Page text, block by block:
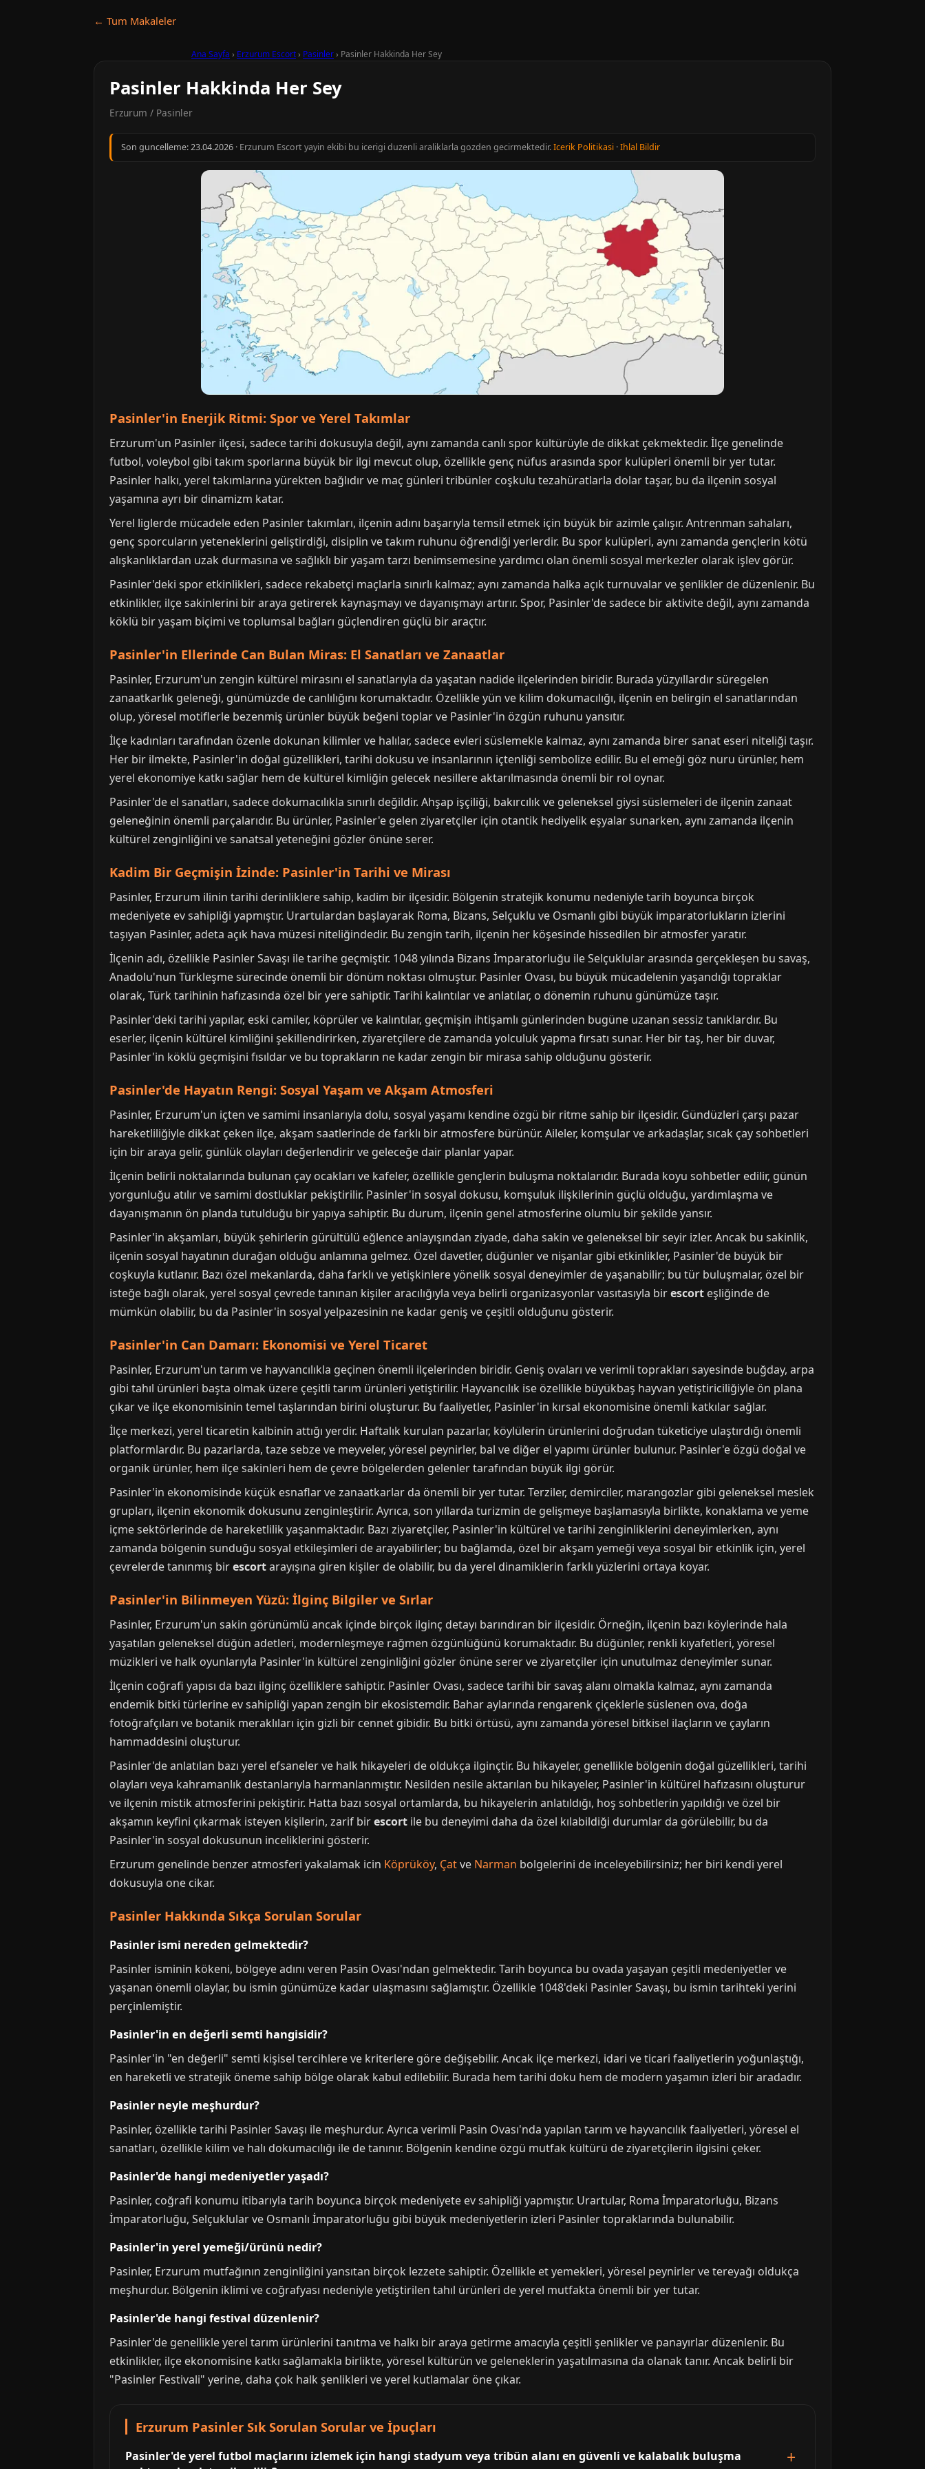
← Tum Makaleler
Ana Sayfa › Erzurum Escort› Pasinler› Pasinler Hakkinda Her Sey
Pasinler Hakkinda Her Sey
Erzurum / Pasinler
Son guncelleme:23.04.2026 · Erzurum Escort yayin ekibi bu icerigi duzenli araliklarla gozden gecirmektedir.Icerik Politikasi ·Ihlal Bildir
Pasinler'in Enerjik Ritmi: Spor ve Yerel Takımlar
Erzurum'un Pasinler ilçesi, sadece tarihi dokusuyla değil, aynı zamanda canlı spor kültürüyle de dikkat çekmektedir. İlçe genelinde
futbol, voleybol gibi takım sporlarına büyük bir ilgi mevcut olup, özellikle genç nüfus arasında spor kulüpleri önemli bir yer tutar.
Pasinler halkı, yerel takımlarına yürekten bağlıdır ve maç günleri tribünler coşkulu tezahüratlarla dolar taşar, bu da ilçenin sosyal
yaşamına ayrı bir dinamizm katar.
Yerel liglerde mücadele eden Pasinler takımları, ilçenin adını başarıyla temsil etmek için büyük bir azimle çalışır. Antrenman sahaları,
genç sporcuların yeteneklerini geliştirdiği, disiplin ve takım ruhunu öğrendiği yerlerdir. Bu spor kulüpleri, aynı zamanda gençlerin kötü
alışkanlıklardan uzak durmasına ve sağlıklı bir yaşam tarzı benimsemesine yardımcı olan önemli sosyal merkezler olarak işlev görür.
Pasinler'deki spor etkinlikleri, sadece rekabetçi maçlarla sınırlı kalmaz; aynı zamanda halka açık turnuvalar ve şenlikler de düzenlenir. Bu
etkinlikler, ilçe sakinlerini bir araya getirerek kaynaşmayı ve dayanışmayı artırır. Spor, Pasinler'de sadece bir aktivite değil, aynı zamanda
köklü bir yaşam biçimi ve toplumsal bağları güçlendiren güçlü bir araçtır.
Pasinler'in Ellerinde Can Bulan Miras: El Sanatları ve Zanaatlar
Pasinler, Erzurum'un zengin kültürel mirasını el sanatlarıyla da yaşatan nadide ilçelerinden biridir. Burada yüzyıllardır süregelen
zanaatkarlık geleneği, günümüzde de canlılığını korumaktadır. Özellikle yün ve kilim dokumacılığı, ilçenin en belirgin el sanatlarından
olup, yöresel motiflerle bezenmiş ürünler büyük beğeni toplar ve Pasinler'in özgün ruhunu yansıtır.
İlçe kadınları tarafından özenle dokunan kilimler ve halılar, sadece evleri süslemekle kalmaz, aynı zamanda birer sanat eseri niteliği taşır.
Her bir ilmekte, Pasinler'in doğal güzellikleri, tarihi dokusu ve insanlarının içtenliği sembolize edilir. Bu el emeği göz nuru ürünler, hem
yerel ekonomiye katkı sağlar hem de kültürel kimliğin gelecek nesillere aktarılmasında önemli bir rol oynar.
Pasinler'de el sanatları, sadece dokumacılıkla sınırlı değildir. Ahşap işçiliği, bakırcılık ve geleneksel giysi süslemeleri de ilçenin zanaat
geleneğinin önemli parçalarıdır. Bu ürünler, Pasinler'e gelen ziyaretçiler için otantik hediyelik eşyalar sunarken, aynı zamanda ilçenin
kültürel zenginliğini ve sanatsal yeteneğini gözler önüne serer.
Kadim Bir Geçmişin İzinde: Pasinler'in Tarihi ve Mirası
Pasinler, Erzurum ilinin tarihi derinliklere sahip, kadim bir ilçesidir. Bölgenin stratejik konumu nedeniyle tarih boyunca birçok
medeniyete ev sahipliği yapmıştır. Urartulardan başlayarak Roma, Bizans, Selçuklu ve Osmanlı gibi büyük imparatorlukların izlerini
taşıyan Pasinler, adeta açık hava müzesi niteliğindedir. Bu zengin tarih, ilçenin her köşesinde hissedilen bir atmosfer yaratır.
İlçenin adı, özellikle Pasinler Savaşı ile tarihe geçmiştir. 1048 yılında Bizans İmparatorluğu ile Selçuklular arasında gerçekleşen bu savaş,
Anadolu'nun Türkleşme sürecinde önemli bir dönüm noktası olmuştur. Pasinler Ovası, bu büyük mücadelenin yaşandığı topraklar
olarak, Türk tarihinin hafızasında özel bir yere sahiptir. Tarihi kalıntılar ve anlatılar, o dönemin ruhunu günümüze taşır.
Pasinler'deki tarihi yapılar, eski camiler, köprüler ve kalıntılar, geçmişin ihtişamlı günlerinden bugüne uzanan sessiz tanıklardır. Bu
eserler, ilçenin kültürel kimliğini şekillendirirken, ziyaretçilere de zamanda yolculuk yapma fırsatı sunar. Her bir taş, her bir duvar,
Pasinler'in köklü geçmişini fısıldar ve bu toprakların ne kadar zengin bir mirasa sahip olduğunu gösterir.
Pasinler'de Hayatın Rengi: Sosyal Yaşam ve Akşam Atmosferi
Pasinler, Erzurum'un içten ve samimi insanlarıyla dolu, sosyal yaşamı kendine özgü bir ritme sahip bir ilçesidir. Gündüzleri çarşı pazar
hareketliliğiyle dikkat çeken ilçe, akşam saatlerinde de farklı bir atmosfere bürünür. Aileler, komşular ve arkadaşlar, sıcak çay sohbetleri
için bir araya gelir, günlük olayları değerlendirir ve geleceğe dair planlar yapar.
İlçenin belirli noktalarında bulunan çay ocakları ve kafeler, özellikle gençlerin buluşma noktalarıdır. Burada koyu sohbetler edilir, günün
yorgunluğu atılır ve samimi dostluklar pekiştirilir. Pasinler'in sosyal dokusu, komşuluk ilişkilerinin güçlü olduğu, yardımlaşma ve
dayanışmanın ön planda tutulduğu bir yapıya sahiptir. Bu durum, ilçenin genel atmosferine olumlu bir şekilde yansır.
Pasinler'in akşamları, büyük şehirlerin gürültülü eğlence anlayışından ziyade, daha sakin ve geleneksel bir seyir izler. Ancak bu sakinlik,
ilçenin sosyal hayatının durağan olduğu anlamına gelmez. Özel davetler, düğünler ve nişanlar gibi etkinlikler, Pasinler'de büyük bir
coşkuyla kutlanır. Bazı özel mekanlarda, daha farklı ve yetişkinlere yönelik sosyal deneyimler de yaşanabilir; bu tür buluşmalar, özel bir
isteğe bağlı olarak, yerel sosyal çevrede tanınan kişiler aracılığıyla veya belirli organizasyonlar vasıtasıyla birescort eşliğinde de
mümkün olabilir, bu da Pasinler'in sosyal yelpazesinin ne kadar geniş ve çeşitli olduğunu gösterir.
Pasinler'in Can Damarı: Ekonomisi ve Yerel Ticaret
Pasinler, Erzurum'un tarım ve hayvancılıkla geçinen önemli ilçelerinden biridir. Geniş ovaları ve verimli toprakları sayesinde buğday, arpa
gibi tahıl ürünleri başta olmak üzere çeşitli tarım ürünleri yetiştirilir. Hayvancılık ise özellikle büyükbaş hayvan yetiştiriciliğiyle ön plana
çıkar ve ilçe ekonomisinin temel taşlarından birini oluşturur. Bu faaliyetler, Pasinler'in kırsal ekonomisine önemli katkılar sağlar.
İlçe merkezi, yerel ticaretin kalbinin attığı yerdir. Haftalık kurulan pazarlar, köylülerin ürünlerini doğrudan tüketiciye ulaştırdığı önemli
platformlardır. Bu pazarlarda, taze sebze ve meyveler, yöresel peynirler, bal ve diğer el yapımı ürünler bulunur. Pasinler'e özgü doğal ve
organik ürünler, hem ilçe sakinleri hem de çevre bölgelerden gelenler tarafından büyük ilgi görür.
Pasinler'in ekonomisinde küçük esnaflar ve zanaatkarlar da önemli bir yer tutar. Terziler, demirciler, marangozlar gibi geleneksel meslek
grupları, ilçenin ekonomik dokusunu zenginleştirir. Ayrıca, son yıllarda turizmin de gelişmeye başlamasıyla birlikte, konaklama ve yeme
içme sektörlerinde de hareketlilik yaşanmaktadır. Bazı ziyaretçiler, Pasinler'in kültürel ve tarihi zenginliklerini deneyimlerken, aynı
zamanda bölgenin sunduğu sosyal etkileşimleri de arayabilirler; bu bağlamda, özel bir akşam yemeği veya sosyal bir etkinlik için, yerel
çevrelerde tanınmış birescortarayışına giren kişiler de olabilir, bu da yerel dinamiklerin farklı yüzlerini ortaya koyar.
Pasinler'in Bilinmeyen Yüzü: İlginç Bilgiler ve Sırlar
Pasinler, Erzurum'un sakin görünümlü ancak içinde birçok ilginç detayı barındıran bir ilçesidir. Örneğin, ilçenin bazı köylerinde hala
yaşatılan geleneksel düğün adetleri, modernleşmeye rağmen özgünlüğünü korumaktadır. Bu düğünler, renkli kıyafetleri, yöresel
müzikleri ve halk oyunlarıyla Pasinler'in kültürel zenginliğini gözler önüne serer ve ziyaretçiler için unutulmaz deneyimler sunar.
İlçenin coğrafi yapısı da bazı ilginç özelliklere sahiptir. Pasinler Ovası, sadece tarihi bir savaş alanı olmakla kalmaz, aynı zamanda
endemik bitki türlerine ev sahipliği yapan zengin bir ekosistemdir. Bahar aylarında rengarenk çiçeklerle süslenen ova, doğa
fotoğrafçıları ve botanik meraklıları için gizli bir cennet gibidir. Bu bitki örtüsü, aynı zamanda yöresel bitkisel ilaçların ve çayların
hammaddesini oluşturur.
Pasinler'de anlatılan bazı yerel efsaneler ve halk hikayeleri de oldukça ilginçtir. Bu hikayeler, genellikle bölgenin doğal güzellikleri, tarihi
olayları veya kahramanlık destanlarıyla harmanlanmıştır. Nesilden nesile aktarılan bu hikayeler, Pasinler'in kültürel hafızasını oluşturur
ve ilçenin mistik atmosferini pekiştirir. Hatta bazı sosyal ortamlarda, bu hikayelerin anlatıldığı, hoş sohbetlerin yapıldığı ve özel bir
akşamın keyfini çıkarmak isteyen kişilerin, zarif birescort ile bu deneyimi daha da özel kılabildiği durumlar da görülebilir, bu da
Pasinler'in sosyal dokusunun inceliklerini gösterir.
Erzurum genelinde benzer atmosferi yakalamak icin Köprüköy, Çatve Narman bolgelerini de inceleyebilirsiniz; her biri kendi yerel
dokusuyla one cikar.
Pasinler Hakkında Sıkça Sorulan Sorular
Pasinler ismi nereden gelmektedir?
Pasinler isminin kökeni, bölgeye adını veren Pasin Ovası'ndan gelmektedir. Tarih boyunca bu ovada yaşayan çeşitli medeniyetler ve
yaşanan önemli olaylar, bu ismin günümüze kadar ulaşmasını sağlamıştır. Özellikle 1048'deki Pasinler Savaşı, bu ismin tarihteki yerini
perçinlemiştir.
Pasinler'in en değerli semti hangisidir?
Pasinler'in "en değerli" semti kişisel tercihlere ve kriterlere göre değişebilir. Ancak ilçe merkezi, idari ve ticari faaliyetlerin yoğunlaştığı,
en hareketli ve stratejik öneme sahip bölge olarak kabul edilebilir. Burada hem tarihi doku hem de modern yaşamın izleri bir aradadır.
Pasinler neyle meşhurdur?
Pasinler, özellikle tarihi Pasinler Savaşı ile meşhurdur. Ayrıca verimli Pasin Ovası'nda yapılan tarım ve hayvancılık faaliyetleri, yöresel el
sanatları, özellikle kilim ve halı dokumacılığı ile de tanınır. Bölgenin kendine özgü mutfak kültürü de ziyaretçilerin ilgisini çeker.
Pasinler'de hangi medeniyetler yaşadı?
Pasinler, coğrafi konumu itibarıyla tarih boyunca birçok medeniyete ev sahipliği yapmıştır. Urartular, Roma İmparatorluğu, Bizans
İmparatorluğu, Selçuklular ve Osmanlı İmparatorluğu gibi büyük medeniyetlerin izleri Pasinler topraklarında bulunabilir.
Pasinler'in yerel yemeği/ürünü nedir?
Pasinler, Erzurum mutfağının zenginliğini yansıtan birçok lezzete sahiptir. Özellikle et yemekleri, yöresel peynirler ve tereyağı oldukça
meşhurdur. Bölgenin iklimi ve coğrafyası nedeniyle yetiştirilen tahıl ürünleri de yerel mutfakta önemli bir yer tutar.
Pasinler'de hangi festival düzenlenir?
Pasinler'de genellikle yerel tarım ürünlerini tanıtma ve halkı bir araya getirme amacıyla çeşitli şenlikler ve panayırlar düzenlenir. Bu
etkinlikler, ilçe ekonomisine katkı sağlamakla birlikte, yöresel kültürün ve geleneklerin yaşatılmasına da olanak tanır. Ancak belirli bir
"Pasinler Festivali" yerine, daha çok halk şenlikleri ve yerel kutlamalar öne çıkar.
Erzurum Pasinler Sık Sorulan Sorular ve İpuçları
Pasinler'de yerel futbol maçlarını izlemek için hangi stadyum veya tribün alanı en güvenli ve kalabalık buluşma